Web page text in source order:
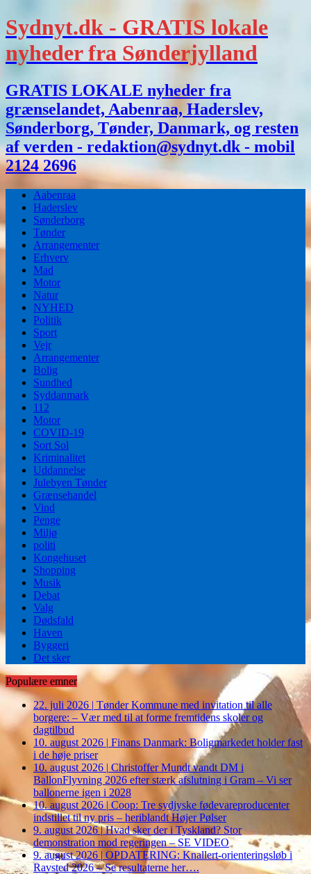
Sydnyt.dk - GRATIS lokale
nyheder fra Sønderjylland
GRATIS LOKALE nyheder fra
grænselandet, Aabenraa, Haderslev,
Sønderborg, Tønder, Danmark, og resten
af verden - redaktion@sydnyt.dk - mobil
2124 2696
Aabenraa
Haderslev
Sønderborg
Tønder
Arrangementer
Erhverv
Mad
Motor
Natur
NYHED
Politik
Sport
Vejr
Arrangementer
Bolig
Sundhed
Syddanmark
112
Motor
COVID-19
Sort Sol
Kriminalitet
Uddannelse
Julebyen Tønder
Grænsehandel
Vind
Penge
Miljø
politi
Kongehuset
Shopping
Musik
Debat
Valg
Dødsfald
Haven
Byggeri
Det sker
Populære emner
22. juli 2026 | Tønder Kommune med invitation til alle
borgere: – Vær med til at forme fremtidens skoler og
dagtilbud
10. august 2026 | Finans Danmark: Boligmarkedet holder fast
i de høje priser
10. august 2026 | Christoffer Mundt vandt DM i
BallonFlyvning 2026 efter stærk afslutning i Gram – Vi ser
ballonerne igen i 2028
10. august 2026 | Coop: Tre sydjyske fødevareproducenter
indstillet til ny pris – heriblandt Højer Pølser
9. august 2026 | Hvad sker der i Tyskland? Stor
demonstration mod regeringen – SE VIDEO
9. august 2026 | OPDATERING: Knallert-orienteringsløb i
Ravsted 2026 – Se resultaterne her….